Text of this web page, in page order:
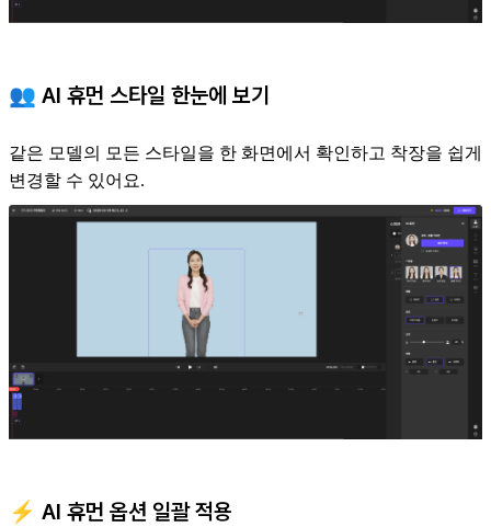
👥 AI 휴먼 스타일 한눈에 보기
같은 모델의 모든 스타일을 한 화면에서 확인하고 착장을 쉽게
변경할 수 있어요.
⚡ AI 휴먼 옵션 일괄 적용